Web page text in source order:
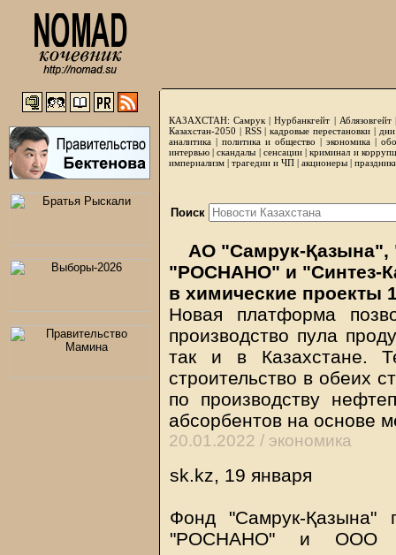
КАЗАХСТАН: Самрук |Нурбанкгейт | Аблязовгейт
Казахстан-2050 | RSS|кадровые перестановки|
аналитика | политика и общество | экономика |
интервью |скандалы | сенсации|криминал и
империализм | трагедии и ЧП | акционеры |
Поиск
АО "Самрук-Қазына",
"РОСНАНО" и "Синтез-
в химические проекты
Новая платформа
производство пула
так и в Казахстане.
строительство в обеих
по производству
абсорбентов на основе
20.01.2022 / экономика
sk.kz, 19 января
Фонд "Самрук-
"РОСНАНО" и ООО